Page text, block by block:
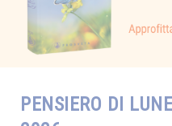
PENSIERO DI